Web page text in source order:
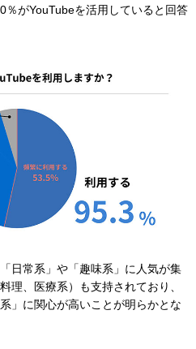
がYouTubeを活用していると回答
日常系」や「趣味系」に人気が集
理、医療系）も支持されており、
」に関心が高いことが明らかとな